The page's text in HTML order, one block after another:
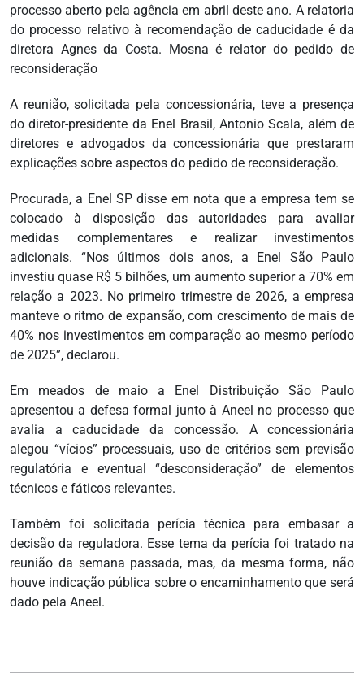
processo aberto pela agência em abril deste ano. A relatoria
do processo relativo à recomendação de caducidade é da
diretora Agnes da Costa. Mosna é relator do pedido de
reconsideração
A reunião, solicitada pela concessionária, teve a presença
do diretor-presidente da Enel Brasil, Antonio Scala, além de
diretores e advogados da concessionária que prestaram
explicações sobre aspectos do pedido de reconsideração.
Procurada, a Enel SP disse em nota que a empresa tem se
colocado à disposição das autoridades para avaliar
medidas complementares e realizar investimentos
adicionais. “Nos últimos dois anos, a Enel São Paulo
investiu quase R$ 5 bilhões, um aumento superior a 70% em
relação a 2023. No primeiro trimestre de 2026, a empresa
manteve o ritmo de expansão, com crescimento de mais de
40% nos investimentos em comparação ao mesmo período
de 2025”, declarou.
Em meados de maio a Enel Distribuição São Paulo
apresentou a defesa formal junto à Aneel no processo que
avalia a caducidade da concessão. A concessionária
alegou “vícios” processuais, uso de critérios sem previsão
regulatória e eventual “desconsideração” de elementos
técnicos e fáticos relevantes.
Também foi solicitada perícia técnica para embasar a
decisão da reguladora. Esse tema da perícia foi tratado na
reunião da semana passada, mas, da mesma forma, não
houve indicação pública sobre o encaminhamento que será
dado pela Aneel.